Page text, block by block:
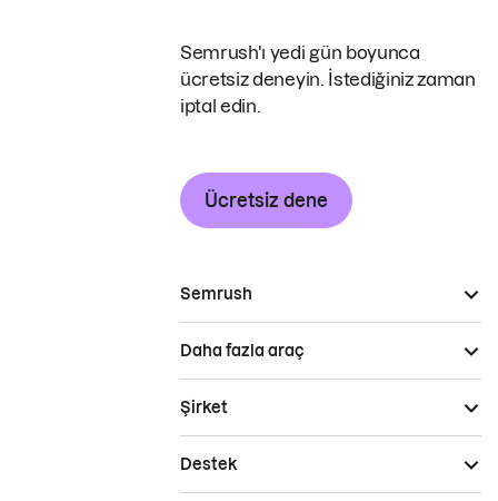
Semrush'ı yedi gün boyunca
ücretsiz deneyin. İstediğiniz zaman
iptal edin.
Ücretsiz dene
Semrush
Daha fazla araç
Şirket
Destek